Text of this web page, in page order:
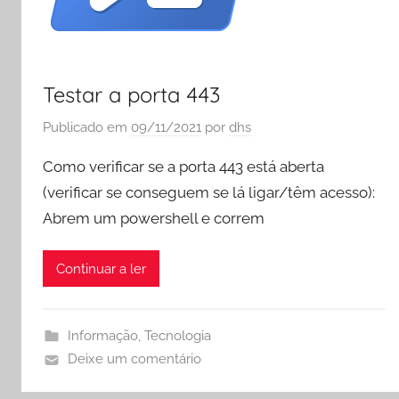
Testar a porta 443
Publicado em 09/11/2021 por dhs
Como verificar se a porta 443 está aberta
(verificar se conseguem se lá ligar/têm acesso):
Abrem um powershell e correm
Continuar a ler
Informação, Tecnologia
Deixe um comentário